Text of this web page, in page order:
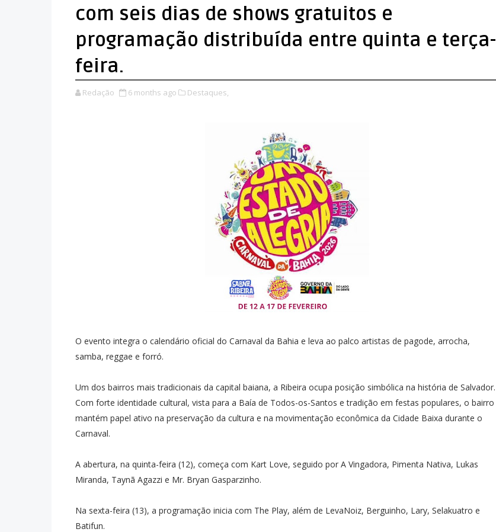
com seis dias de shows gratuitos e
programação distribuída entre quinta e terça-
feira.
Redação 6 months ago Destaques,
O evento integra o calendário oficial do Carnaval da Bahia e leva ao palco artistas de pagode, arrocha,
samba, reggae e forró.
Um dos bairros mais tradicionais da capital baiana, a Ribeira ocupa posição simbólica na história de Salvador.
Com forte identidade cultural, vista para a Baía de Todos-os-Santos e tradição em festas populares, o bairro
mantém papel ativo na preservação da cultura e na movimentação econômica da Cidade Baixa durante o
Carnaval.
A abertura, na quinta-feira (12), começa com Kart Love, seguido por A Vingadora, Pimenta Nativa, Lukas
Miranda, Taynã Agazzi e Mr. Bryan Gasparzinho.
Na sexta-feira (13), a programação inicia com The Play, além de LevaNoiz, Berguinho, Lary, Selakuatro e
Batifun.